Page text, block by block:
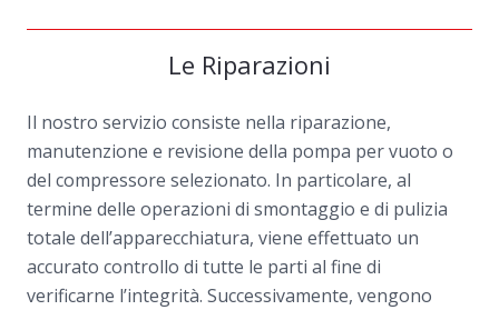
Le Riparazioni
Il nostro servizio consiste nella riparazione,
manutenzione e revisione della pompa per vuoto o
del compressore selezionato. In particolare, al
termine delle operazioni di smontaggio e di pulizia
totale dell’apparecchiatura, viene effettuato un
accurato controllo di tutte le parti al fine di
verificarne l’integrità. Successivamente, vengono